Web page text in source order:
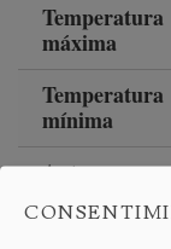
Temperatura
máxima
Temperatura
mínima
Apto para
Color